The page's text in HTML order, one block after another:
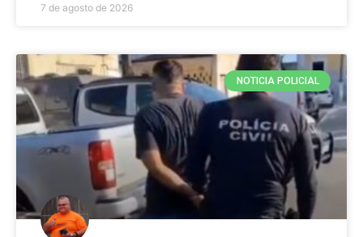
7 de agosto de 2026
NOTICIA POLICIAL